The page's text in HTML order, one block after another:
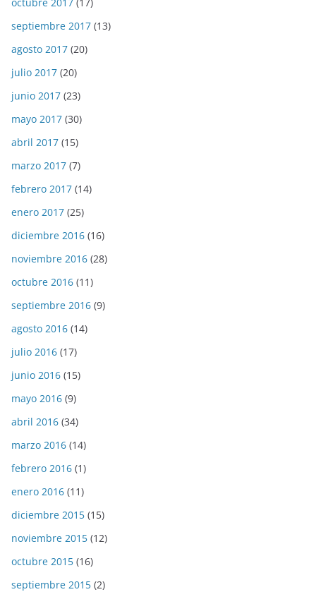
septiembre 2017 (13)
agosto 2017 (20)
julio 2017 (20)
junio 2017 (23)
mayo 2017 (30)
abril 2017 (15)
marzo 2017 (7)
febrero 2017 (14)
enero 2017 (25)
diciembre 2016 (16)
noviembre 2016 (28)
octubre 2016 (11)
septiembre 2016 (9)
agosto 2016 (14)
julio 2016 (17)
junio 2016 (15)
mayo 2016 (9)
abril 2016 (34)
marzo 2016 (14)
febrero 2016 (1)
enero 2016 (11)
diciembre 2015 (15)
noviembre 2015 (12)
octubre 2015 (16)
septiembre 2015 (2)